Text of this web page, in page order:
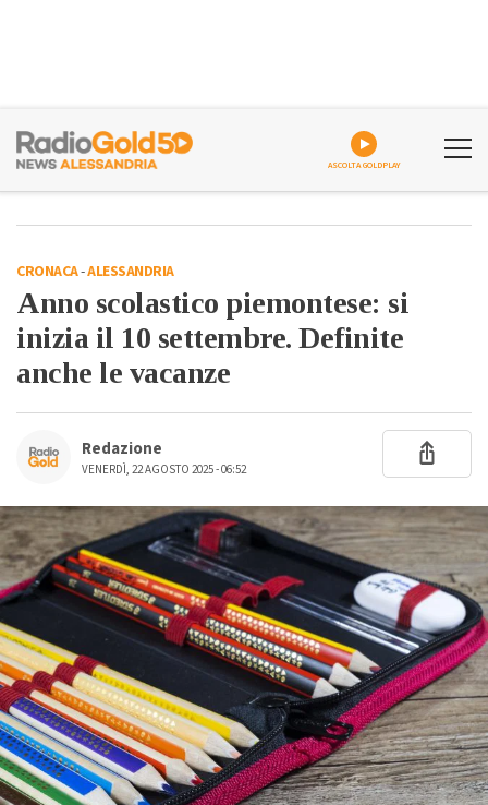
ASCOLTA GOLDPLAY
CRONACA-ALESSANDRIA
Anno scolastico piemontese: si
inizia il 10 settembre. Definite
anche le vacanze
Redazione
VENERDÌ, 22 AGOSTO 2025 - 06:52